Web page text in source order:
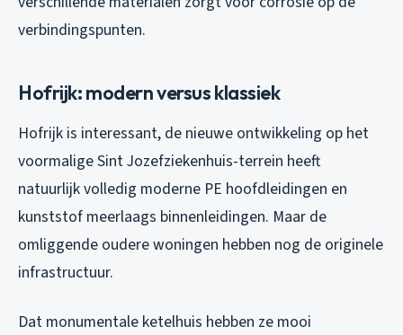
verbindingspunten.
Hofrijk: modern versus klassiek
Hofrijk is interessant, de nieuwe ontwikkeling op het
voormalige Sint Jozefziekenhuis-terrein heeft
natuurlijk volledig moderne PE hoofdleidingen en
kunststof meerlaags binnenleidingen. Maar de
omliggende oudere woningen hebben nog de originele
infrastructuur.
Dat monumentale ketelhuis hebben ze mooi